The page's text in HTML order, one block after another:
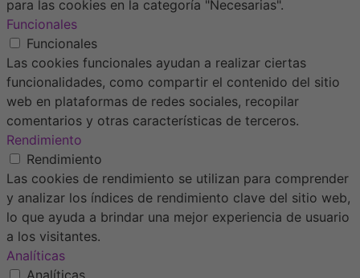
para las cookies en la categoría "Necesarias".
Funcionales
Funcionales
Las cookies funcionales ayudan a realizar ciertas
funcionalidades, como compartir el contenido del sitio
web en plataformas de redes sociales, recopilar
comentarios y otras características de terceros.
Rendimiento
Rendimiento
Las cookies de rendimiento se utilizan para comprender
y analizar los índices de rendimiento clave del sitio web,
lo que ayuda a brindar una mejor experiencia de usuario
a los visitantes.
Analíticas
Analíticas